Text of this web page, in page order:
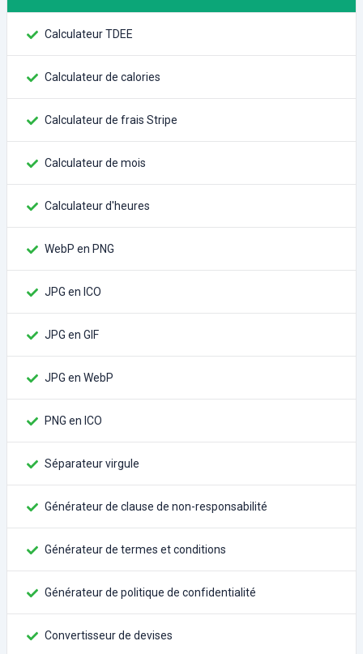
Calculateur TDEE
Calculateur de calories
Calculateur de frais Stripe
Calculateur de mois
Calculateur d'heures
WebP en PNG
JPG en ICO
JPG en GIF
JPG en WebP
PNG en ICO
Séparateur virgule
Générateur de clause de non-responsabilité
Générateur de termes et conditions
Générateur de politique de confidentialité
Convertisseur de devises